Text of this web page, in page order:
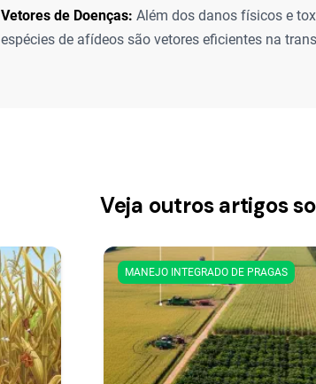
Vetores de Doenças: Além dos danos físicos e
espécies de afídeos são vetores eficientes na
Veja outros artigos
MANEJO INTEGRADO DE PRAGAS